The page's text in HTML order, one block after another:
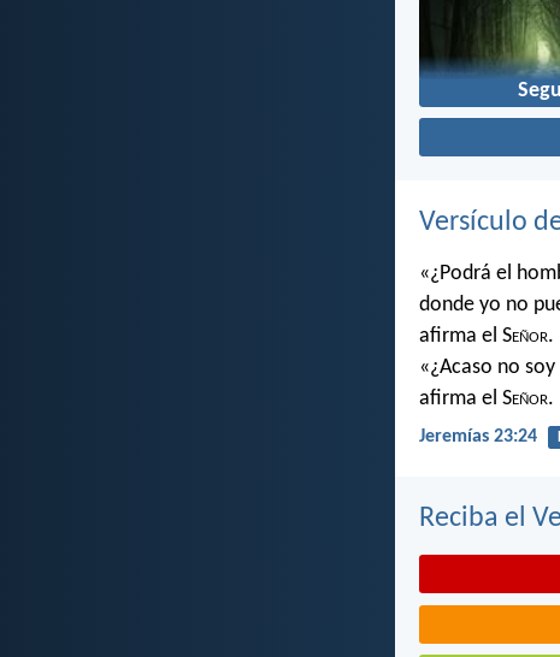
Versículo
«¿Podrá el
donde yo no
afirma el Señor.
«¿Acaso no
afirma el Señor.
Jeremías 23:24
Reciba el